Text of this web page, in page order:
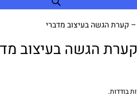
קערת הגשה בעיצוב מדברי
הגשה בעיצוב
בודדות.